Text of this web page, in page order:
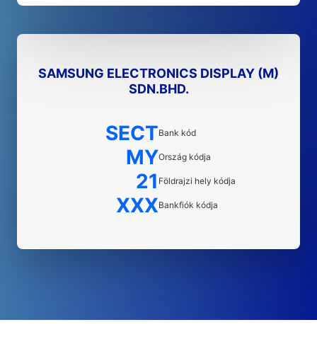
SAMSUNG ELECTRONICS DISPLAY (M)
SDN.BHD.
SECTBank kód
MYOrszág kódja
21 Földrajzi hely kódja
XXXBankfiók kódja